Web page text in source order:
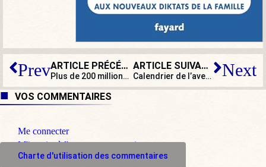
Prev ARTICLE PRÉCÉDENT
Plus de 200 millions de doses de vaccin anti-Covid jetées, en Europe
ARTICLE SUIVANT
Calendrier de l’avent (case 16) : Un vin de qualité qui ne plaît pas à gauche Next
VOS COMMENTAIRES
Me connecter
M'inscrire à l'espace commentaire
Charte d'utilisation des commentaires